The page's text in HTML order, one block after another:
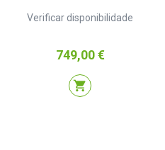
Verificar disponibilidade
Preço
749,00 €
shopping_cart